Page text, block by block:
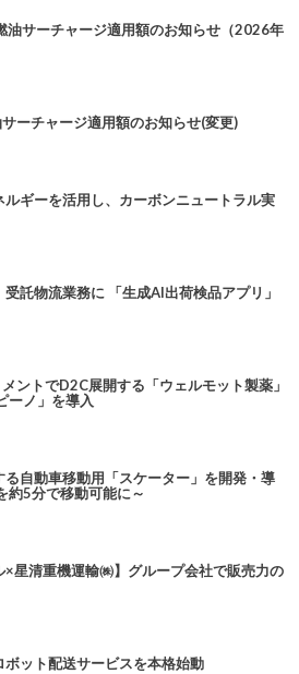
油サーチャージ適用額のお知らせ（2026年
ーチャージ適用額のお知らせ(変更)
ギーを活用し、カーボンニュートラル実
託物流業務に 「生成AI出荷検品アプリ」
ントでD2C展開する「ウェルモット製薬」
ーノ」を導入
自動車移動用「スケーター」を開発・導
約5分で移動可能に～
×星清重機運輸㈱】グループ会社で販売力の
ット配送サービスを本格始動